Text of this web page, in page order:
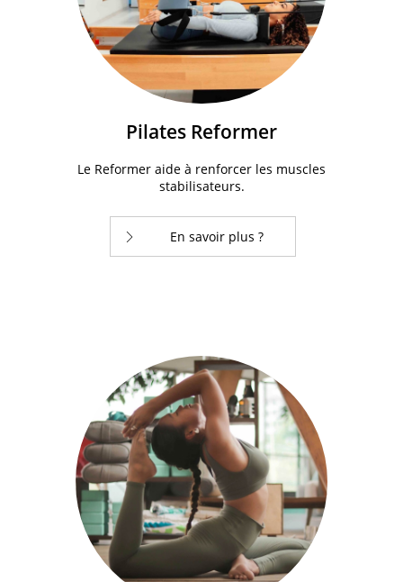
Pilates Reformer
Le Reformer aide à renforcer les muscles
stabilisateurs.
En savoir plus ?